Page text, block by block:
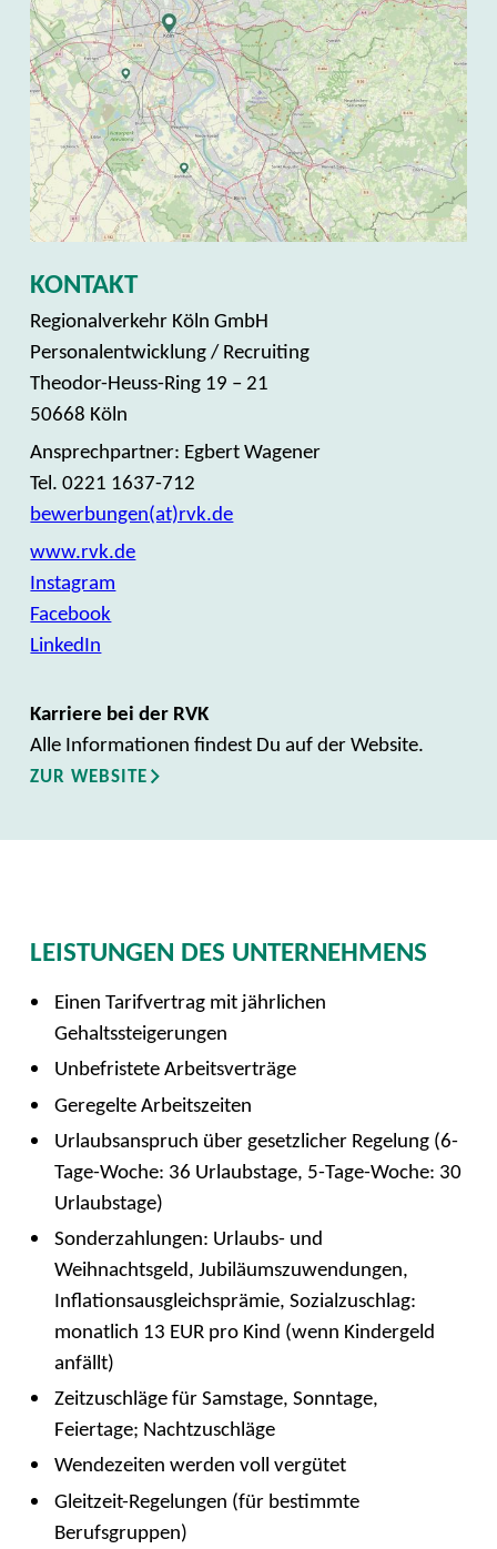
KONTAKT
Regionalverkehr Köln GmbH
Personalentwicklung / Recruiting
Theodor-Heuss-Ring 19 – 21
50668 Köln
Ansprechpartner: Egbert Wagener
Tel. 0221 1637-712
bewerbungen(at)rvk.de
www.rvk.de
Instagram
Facebook
LinkedIn
Karriere bei der RVK
Alle Informationen findest Du auf der Website.
ZUR WEBSITE
LEISTUNGEN DES UNTERNEHMENS
Einen Tarifvertrag mit jährlichen
Gehaltssteigerungen
Unbefristete Arbeitsverträge
Geregelte Arbeitszeiten
Urlaubsanspruch über gesetzlicher Regelung (6-
Tage-Woche: 36 Urlaubstage, 5-Tage-Woche: 30
Urlaubstage)
Sonderzahlungen: Urlaubs- und
Weihnachtsgeld, Jubiläumszuwendungen,
Inflationsausgleichsprämie, Sozialzuschlag:
monatlich 13 EUR pro Kind (wenn Kindergeld
anfällt)
Zeitzuschläge für Samstage, Sonntage,
Feiertage; Nachtzuschläge
Wendezeiten werden voll vergütet
Gleitzeit-Regelungen (für bestimmte
Berufsgruppen)